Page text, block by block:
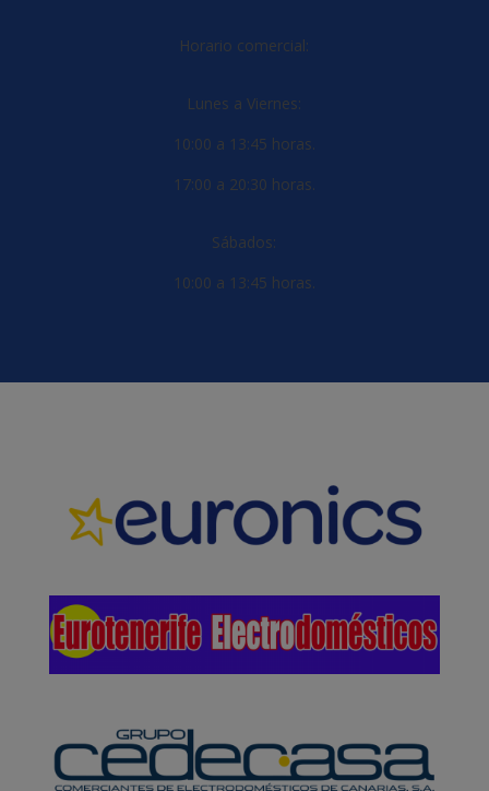
Horario comercial:
Lunes a Viernes:
10:00 a 13:45 horas.
17:00 a 20:30 horas.
Sábados:
10:00 a 13:45 horas.